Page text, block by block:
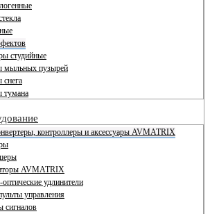
студийные
мыльных пузырей
снега
тумана
контроллеры и аксессуары AVMATRIX
AVMATRIX
удлинители
управления
сигналов